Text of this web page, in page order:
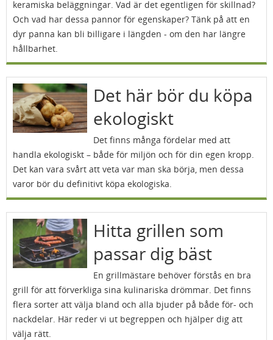
keramiska beläggningar. Vad är det egentligen för skillnad?
Och vad har dessa pannor för egenskaper? Tänk på att en
dyr panna kan bli billigare i längden - om den har längre
hållbarhet.
Det här bör du köpa
ekologiskt
Det finns många fördelar med att
handla ekologiskt – både för miljön och för din egen kropp.
Det kan vara svårt att veta var man ska börja, men dessa
varor bör du definitivt köpa ekologiska.
Hitta grillen som
passar dig bäst
En grillmästare behöver förstås en bra
grill för att förverkliga sina kulinariska drömmar. Det finns
flera sorter att välja bland och alla bjuder på både för- och
nackdelar. Här reder vi ut begreppen och hjälper dig att
välja rätt.